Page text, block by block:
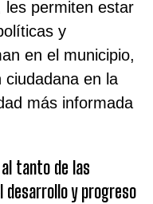
les permiten estar
y
en el municipio,
ciudadana en la
más informada
tanto de las
desarrollo y progreso